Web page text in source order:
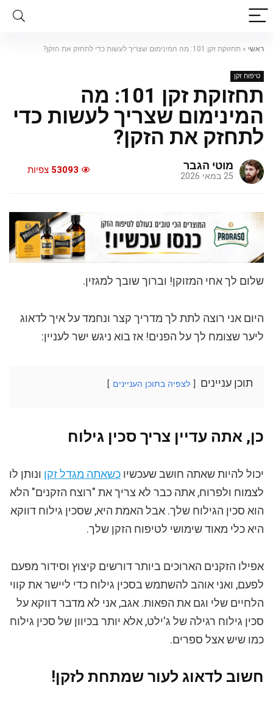
ראשי » תחזוקת זקן 101: מה המינימום שצריך לעשות כדי לתחזק את הזקן?
טיפוח זקן
תחזוקת זקן 101: מה
המינימום שצריך לעשות כדי
לתחזק את הזקן?
מוטי הגבר
25 במאי 2026
53093 צפיות
שלום לך אחי המזוקן! וברוך שובך למגזין.
היום אני רוצה לתת לך מדריך קצר ונחמד על איך לדאוג
ליער שצומח לך על הפנים! אז בוא ניגש ישר לעניין:
תוכן עניינים לצפיה בתוכן העניינים
כן, אתה עדיין צריך סכין גילוח
יכול להיות שאתה חושב שעכשיו כשאתה מגדל זקן ונותן לו
לצמוח ולפרוח, אתה כבר לא צריך את "רוצח הזקנים" הלא
הוא סכין הגילוח שלך. אבל האמת היא, שסכין גילוח דווקא
היא כלי מאוד שימושי לטיפוח הזקן שלך.
אפילו הזקנים הארוכים ביותר דורשים קיצוץ וסידור מפעם
לפעם, ואני אוהב להשתמש בסכין גילוח כדי ליישר את קווי
הלחיים שלי וגם את הפאות. אגב, אני לא מדבר דווקא על
סכין גילוח רגילה של ג'ילט, אלא יותר בכיוון של סכין גילוח
כמו שיש אצל ספרים.
חשוב לדאוג לעור שמתחת לזקן!